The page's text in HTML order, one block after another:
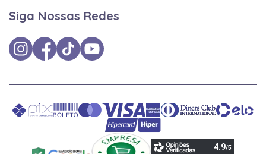
Siga Nossas Redes